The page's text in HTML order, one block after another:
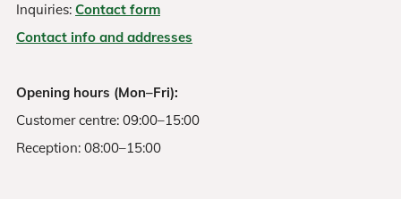
Inquiries: Contact form
Contact info and addresses
Opening hours (Mon–Fri):
Customer centre: 09:00–15:00
Reception: 08:00–15:00